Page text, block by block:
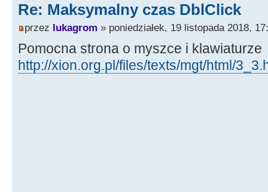
Re: Maksymalny czas DblClick
przez lukagrom » poniedziałek, 19 listopada 2018,
Pomocna strona o myszce i klawiaturze
http://xion.org.pl/files/texts/mgt/html/